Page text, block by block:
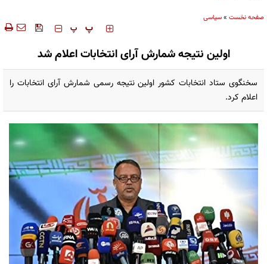
صفحه نخست »سیاسی
‍‍‍ پ پ
اولین نتیجه شمارش آرای انتخابات اعلام شد
سخنگوی ستاد انتخابات کشور اولین نتیجه رسمی شمارش آرای انتخابات را
اعلام کرد.